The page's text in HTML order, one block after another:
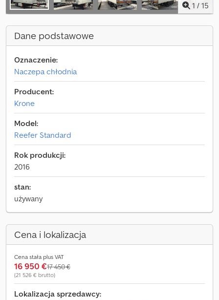
1 / 15
Dane podstawowe
Oznaczenie:
Naczepa chłodnia
Producent:
Krone
Model:
Reefer Standard
Rok produkcji:
2016
stan:
używany
Cena i lokalizacja
Cena stała plus VAT
16 950 €17 450 €
(21 526 € brutto)
Lokalizacja sprzedawcy: